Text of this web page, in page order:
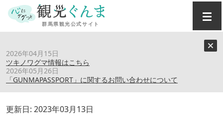
2026年04月15日
ツキノワグマ情報はこちら
2026年05月26日
「GUNMAPASSPORT」に関するお問い合わせについて
魚籠屋
更新日: 2023年03月13日